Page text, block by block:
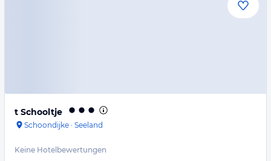
t Schooltje
Schoondijke · Seeland
Keine Hotelbewertungen